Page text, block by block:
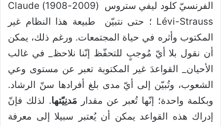
الفرنسيّ كلود ليفي ستروس (2009-1908) Claude
Lévi-Strauss ؛ حتى نتبيّن طبيعة هذا النظام غير
المكتوب وأثره في حياة المجتمعات. ورغم ذلك، يمكن
أن نقول بلا أيّ مُوجبٍ للتحفّظ إنّنا نلاحظ_ في غالب
الأحيان_ القواعدَ غير المكتوبة تعبر عن مستوى وعي
الشعوب، وتُبيّن إلى أيّ مدى بلغ أفرادها سنّ الرشاد.
وبكلمة واحدة؛ إنّها تُعبر عن مقدار مَدنِيّتها. لذلك فإنّ
إدراك هذه القواعد يمكن أن يُعتبر سبيلا إلى معرفة